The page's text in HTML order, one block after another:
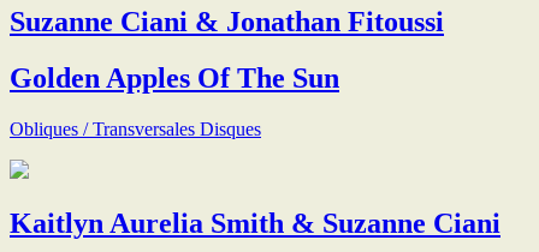
Suzanne Ciani & Jonathan Fitoussi
Golden Apples Of The Sun
Obliques / Transversales Disques
Kaitlyn Aurelia Smith & Suzanne Ciani